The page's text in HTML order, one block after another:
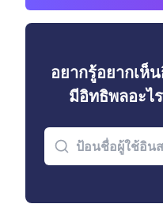
อยากรู้อยากเห็
มีอิทธิพลอะไ